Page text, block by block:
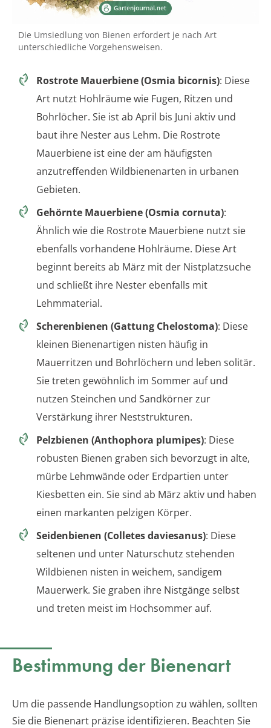
Die Umsiedlung von Bienen erfordert je nach Art
unterschiedliche Vorgehensweisen.
Rostrote Mauerbiene (Osmia bicornis): Diese
Art nutzt Hohlräume wie Fugen, Ritzen und
Bohrlöcher. Sie ist ab April bis Juni aktiv und
baut ihre Nester aus Lehm. Die Rostrote
Mauerbiene ist eine der am häufigsten
anzutreffenden Wildbienenarten in urbanen
Gebieten.
Gehörnte Mauerbiene (Osmia cornuta):
Ähnlich wie die Rostrote Mauerbiene nutzt sie
ebenfalls vorhandene Hohlräume. Diese Art
beginnt bereits ab März mit der Nistplatzsuche
und schließt ihre Nester ebenfalls mit
Lehmmaterial.
Scherenbienen (Gattung Chelostoma): Diese
kleinen Bienenartigen nisten häufig in
Mauerritzen und Bohrlöchern und leben solitär.
Sie treten gewöhnlich im Sommer auf und
nutzen Steinchen und Sandkörner zur
Verstärkung ihrer Neststrukturen.
Pelzbienen (Anthophora plumipes): Diese
robusten Bienen graben sich bevorzugt in alte,
mürbe Lehmwände oder Erdpartien unter
Kiesbetten ein. Sie sind ab März aktiv und haben
einen markanten pelzigen Körper.
Seidenbienen (Colletes daviesanus): Diese
seltenen und unter Naturschutz stehenden
Wildbienen nisten in weichem, sandigem
Mauerwerk. Sie graben ihre Nistgänge selbst
und treten meist im Hochsommer auf.
Bestimmung der Bienenart
Um die passende Handlungsoption zu wählen, sollten
Sie die Bienenart präzise identifizieren. Beachten Sie